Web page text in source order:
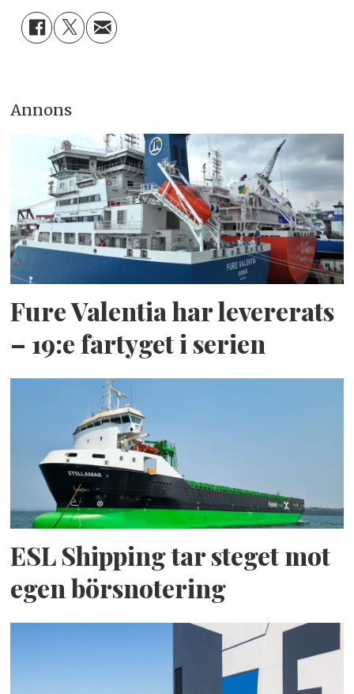
Annons
Fure Valentia har levererats
– 19:e fartyget i serien
ESL Shipping tar steget mot
egen börsnotering